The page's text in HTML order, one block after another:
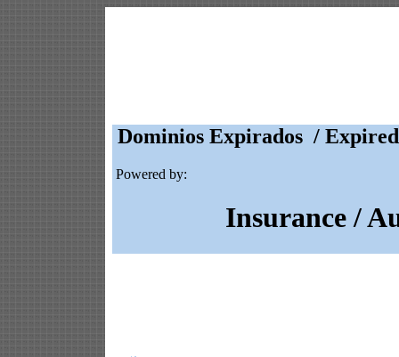
Dominios Expirados /
Powered by:
Insurance /